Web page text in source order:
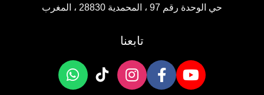
حي الوحدة رقم 97 ، المحمدية 28830 ، المغرب
تابعنا